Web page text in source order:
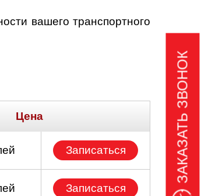
вашего транспортного
Цена
Записаться
Записаться
ЗАКАЗАТЬ ЗВОНОК